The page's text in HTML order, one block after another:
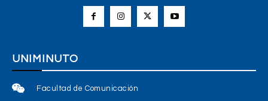
UNIMINUTO
Facultad de Comunicación